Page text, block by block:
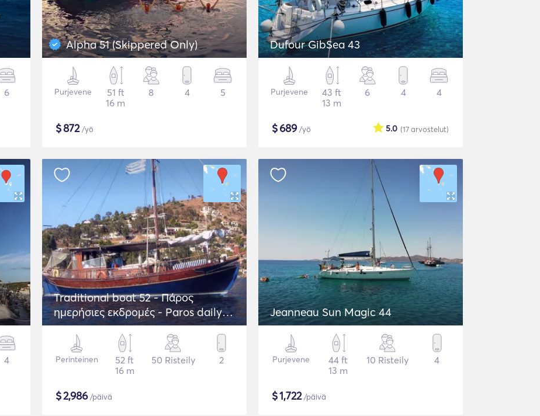
6
Alpha 51 (Skippered Only)
Purjevene
51 ft
16 m
8 4 5
$872/yö
Dufour GibSea 43
Purjevene
43 ft
13 m
6 4 4
$689/yö (17arvostelut)
5.0
4
Traditional boat 52 - Πάρος
ημερήσιες εκδρομές - Paros daily
trips
Perinteinen
52 ft
16 m
50 Risteily 2
$2,986/päivä
Jeanneau Sun Magic 44
Purjevene
44 ft
13 m
10 Risteily 4
$1,722/päivä